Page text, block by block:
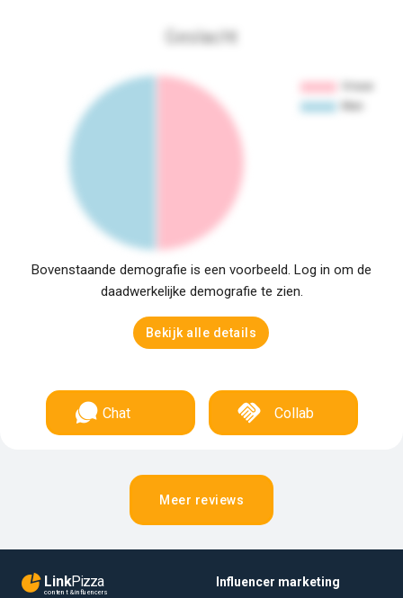
Geslacht
Bovenstaande demografie is een voorbeeld. Log in om de
daadwerkelijke demografie te zien.
Bekijk alle details
Chat Collab
Meer reviews
LinkPizza
content & influencers
Influencer marketing